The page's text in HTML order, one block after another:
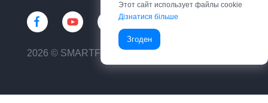
2026 © SMARTFIN UA
Этот сайт использует файлы cookie
Дізнатися більше
Згоден